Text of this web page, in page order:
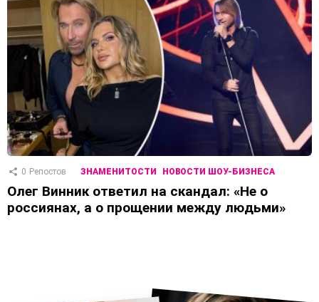
0 Репостов ЗНАМЕНИТОСТИ НОВОСТИ ШОУ-БИЗНЕСА
Олег Винник ответил на скандал: «Не о
россиянах, а о прощении между людьми»